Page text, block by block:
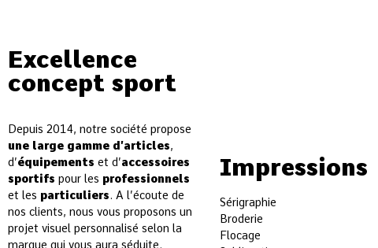
Excellence
concept sport
Depuis 2014, notre société propose
une large gamme d’articles,
d’équipements et d’accessoires
sportifs pour les professionnels
et les particuliers. A l’écoute de
nos clients, nous vous proposons un
projet visuel personnalisé selon la
marque qui vous aura séduite.
Impressions
Sérigraphie
Broderie
Flocage